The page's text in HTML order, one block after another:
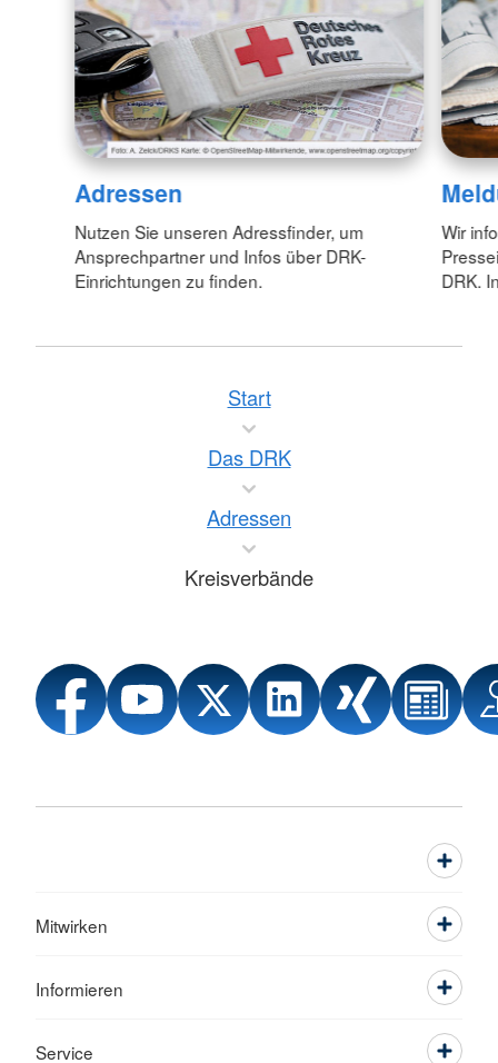
Adressen
Nutzen Sie unseren Adressfinder, um
Ansprechpartner und Infos über DRK-
Einrichtungen zu finden.
Wir
DRK.
Start
Das DRK
Adressen
Kreisverbände
Mitwirken
Informieren
Service